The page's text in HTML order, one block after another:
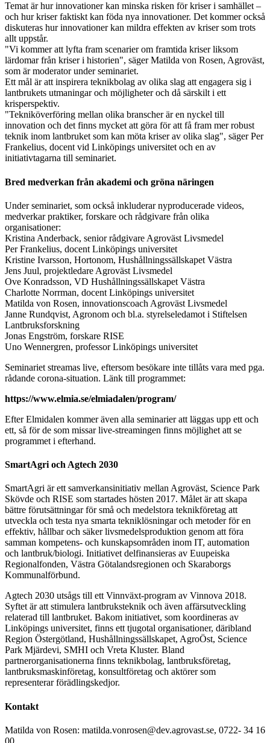
Temat är hur innovationer kan minska risken för kriser i samhället –
och hur kriser faktiskt kan föda nya innovationer. Det kommer också
diskuteras hur innovationer kan mildra effekten av kriser som trots
allt uppstår.
"Vi kommer att lyfta fram scenarier om framtida kriser liksom
lärdomar från kriser i historien", säger Matilda von Rosen, Agroväst,
som är moderator under seminariet.
Ett mål är att inspirera teknikbolag av olika slag att engagera sig i
lantbrukets utmaningar och möjligheter och då särskilt i ett
krisperspektiv.
"Tekniköverföring mellan olika branscher är en nyckel till
innovation och det finns mycket att göra för att få fram mer robust
teknik inom lantbruket som kan möta kriser av olika slag", säger Per
Frankelius, docent vid Linköpings universitet och en av
initiativtagarna till seminariet.
Bred medverkan från akademi och gröna näringen
Under seminariet, som också inkluderar nyproducerade videos,
medverkar praktiker, forskare och rådgivare från olika
organisationer:
Kristina Anderback, senior rådgivare Agroväst Livsmedel
Per Frankelius, docent Linköpings universitet
Kristine Ivarsson, Hortonom, Hushållningssällskapet Västra
Jens Juul, projektledare Agroväst Livsmedel
Ove Konradsson, VD Hushållningssällskapet Västra
Charlotte Norrman, docent Linköpings universitet
Matilda von Rosen, innovationscoach Agroväst Livsmedel
Janne Rundqvist, Agronom och bl.a. styrelseledamot i Stiftelsen
Lantbruksforskning
Jonas Engström, forskare RISE
Uno Wennergren, professor Linköpings universitet
Seminariet streamas live, eftersom besökare inte tillåts vara med pga.
rådande corona-situation. Länk till programmet:
https://www.elmia.se/elmiadalen/program/
Efter Elmidalen kommer även alla seminarier att läggas upp ett och
ett, så för de som missar live-streamingen finns möjlighet att se
programmet i efterhand.
SmartAgri och Agtech 2030
SmartAgri är ett samverkansinitiativ mellan Agroväst, Science Park
Skövde och RISE som startades hösten 2017. Målet är att skapa
bättre förutsättningar för små och medelstora teknikföretag att
utveckla och testa nya smarta tekniklösningar och metoder för en
effektiv, hållbar och säker livsmedelsproduktion genom att föra
samman kompetens- och kunskapsområden inom IT, automation
och lantbruk/biologi. Initiativet delfinansieras av Euupeiska
Regionalfonden, Västra Götalandsregionen och Skaraborgs
Kommunalförbund.
Agtech 2030 utsågs till ett Vinnväxt-program av Vinnova 2018.
Syftet är att stimulera lantbruksteknik och även affärsutveckling
relaterad till lantbruket. Bakom initiativet, som koordineras av
Linköpings universitet, finns ett tjugotal organisationer, däribland
Region Östergötland, Hushållningssällskapet, AgroÖst, Science
Park Mjärdevi, SMHI och Vreta Kluster. Bland
partnerorganisationerna finns teknikbolag, lantbruksföretag,
lantbruksmaskinföretag, konsultföretag och aktörer som
representerar förädlingskedjor.
Kontakt
Matilda von Rosen: matilda.vonrosen@dev.agrovast.se, 0722- 34 16
00